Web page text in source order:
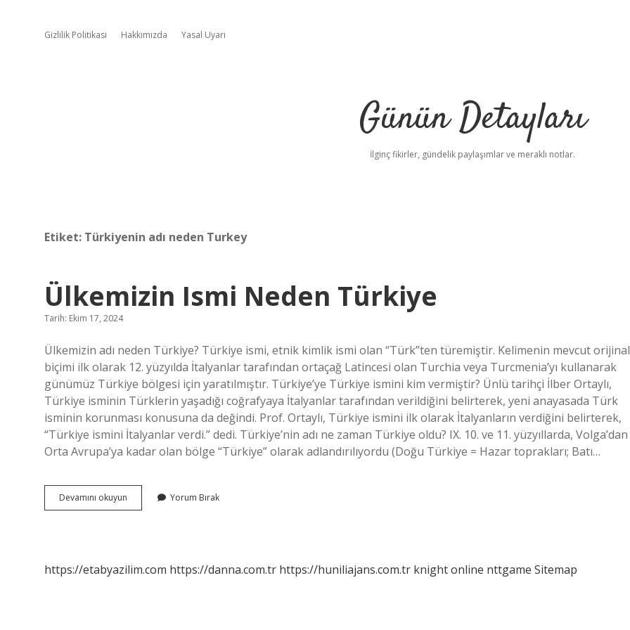
Gizlilik Politikası Hakkımızda Yasal Uyarı
Günün Detayları
İlginç fikirler, gündelik paylaşımlar ve meraklı notlar.
Etiket: Türkiyenin adı neden Turkey
Ülkemizin Ismi Neden Türkiye
Tarih: Ekim 17, 2024
Ülkemizin adı neden Türkiye? Türkiye ismi, etnik kimlik ismi olan “Türk”ten türemiştir. Kelimenin mevcut orijinal
biçimi ilk olarak 12. yüzyılda İtalyanlar tarafından ortaçağ Latincesi olan Turchia veya Turcmenia’yı kullanarak
günümüz Türkiye bölgesi için yaratılmıştır. Türkiye’ye Türkiye ismini kim vermiştir? Ünlü tarihçi İlber Ortaylı,
Türkiye isminin Türklerin yaşadığı coğrafyaya İtalyanlar tarafından verildiğini belirterek, yeni anayasada Türk
isminin korunması konusuna da değindi. Prof. Ortaylı, Türkiye ismini ilk olarak İtalyanların verdiğini belirterek,
“Türkiye ismini İtalyanlar verdi.” dedi. Türkiye’nin adı ne zaman Türkiye oldu? IX. 10. ve 11. yüzyıllarda, Volga’dan
Orta Avrupa’ya kadar olan bölge “Türkiye” olarak adlandırılıyordu (Doğu Türkiye = Hazar toprakları; Batı…
Devamını okuyun Ülkemizin
Ismi
Yorum Bırak
https://etabyazilim.com https://danna.com.tr https://huniliajans.com.tr knight online nttgame Sitemap